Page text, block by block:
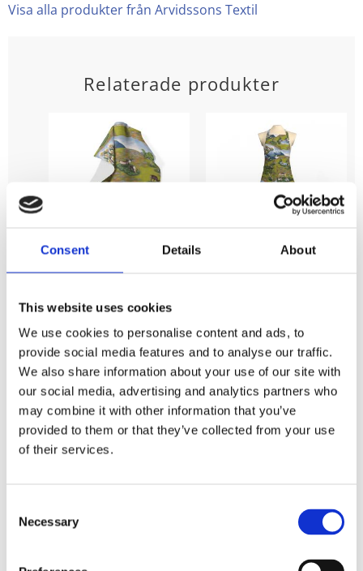
Consent Details About
This website uses cookies
We use cookies to personalise content and ads, to
provide social media features and to analyse our traffic.
We also share information about your use of our site with
our social media, advertising and analytics partners who
may combine it with other information that you’ve
provided to them or that they’ve collected from your use
of their services.
Selection
Necessary
Visa alla produkter från Arvidssons Textil
Relaterade produkter
Handduk
46x70cm, grön
Handduk
Renvandring.
Design Mialotta
Arvidsson-Mars.
Kökshandduk med
naturmotiv i form
av renar i
fjällvärlden.
163KR
Lägg till i favoriter
KÖP
Förkläde
Renvandring.
Design MiaLotta
Arvidsson-Mars.
Vackert motiv av
renar i den
natursköna
fjällvärlden. Ficka
på magen.
389KR
KÖP
Mönstret Renvandring finns i flera produkter följ
länkenRENVANDRING